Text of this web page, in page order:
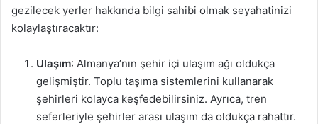
gezilecek yerler hakkında bilgi sahibi olmak seyahatinizi
kolaylaştıracaktır:
Ulaşım: Almanya’nın şehir içi ulaşım ağı oldukça
gelişmiştir. Toplu taşıma sistemlerini kullanarak
şehirleri kolayca keşfedebilirsiniz. Ayrıca, tren
seferleriyle şehirler arası ulaşım da oldukça rahattır.